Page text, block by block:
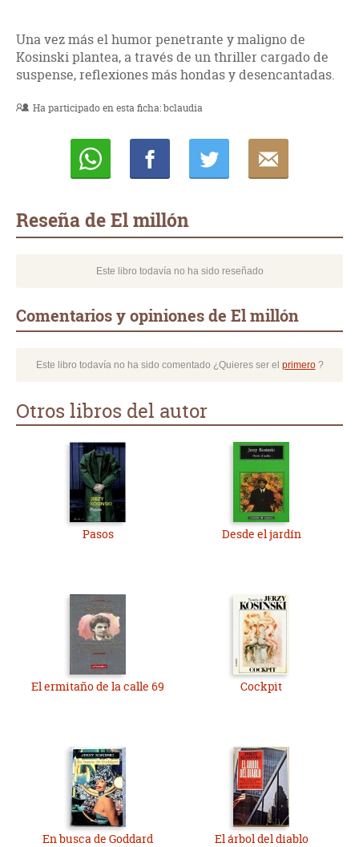
Una vez más el humor penetrante y maligno de
Kosinski plantea, a través de un thriller cargado de
suspense, reflexiones más hondas y desencantadas.
Ha participado en esta ficha:bclaudia
Reseña de El millón
Este libro todavía no ha sido reseñado
Comentarios y opiniones de El millón
Este libro todavía no ha sido comentado ¿Quieres ser el primero?
Otros libros del autor
Pasos Desde el jardín
El ermitaño de la calle 69 Cockpit
En busca de Goddard El árbol del diablo